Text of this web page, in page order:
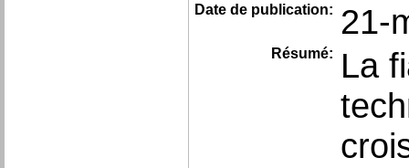
Date de publication: 21-
Résumé:
La